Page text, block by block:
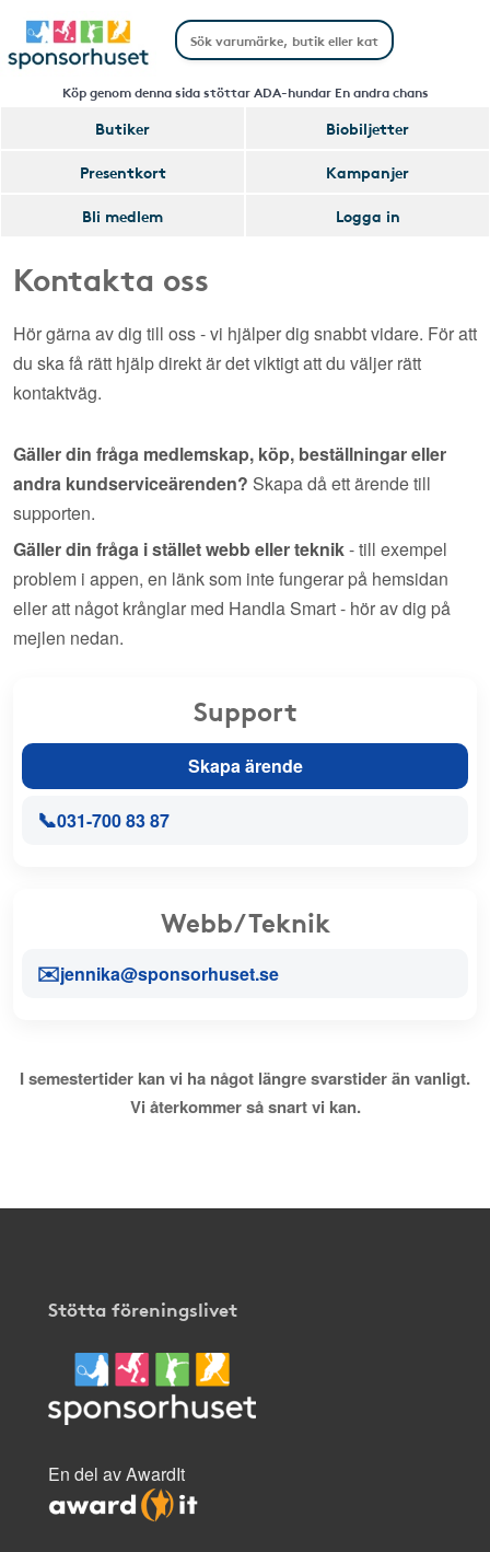
Köp genom denna sida stöttar ADA-hundar En andra chans
Butiker
Biobiljetter
Presentkort
Kampanjer
Bli medlem
Logga in
Kontakta oss
Hör gärna av dig till oss - vi hjälper dig snabbt vidare. För att
du ska få rätt hjälp direkt är det viktigt att du väljer rätt
kontaktväg.
Gäller din fråga medlemskap, köp, beställningar eller
andra kundserviceärenden? Skapa då ett ärende till
supporten.
Gäller din fråga i stället webb eller teknik- till exempel
problem i appen, en länk som inte fungerar på hemsidan
eller att något krånglar med Handla Smart - hör av dig på
mejlen nedan.
Support
Skapa ärende
📞031-700 83 87
Webb/Teknik
✉️jennika@sponsorhuset.se
I semestertider kan vi ha något längre svarstider än vanligt.
Vi återkommer så snart vi kan.
Stötta föreningslivet
En del av AwardIt